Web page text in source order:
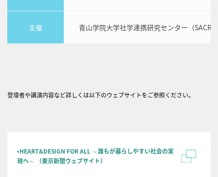
主催 青山学院大学社学連携研究センター（
登壇者や講演内容など詳しくは以下のウェブサイトをご参照ください。
•HEART&DESIGN FOR ALL ～誰もが暮らしやすい社会の実
現へ～ （東京新聞ウェブサイト）